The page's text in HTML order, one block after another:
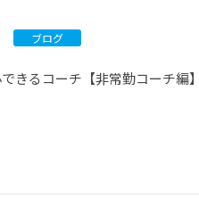
ブログ
きるコーチ【非常勤コーチ編